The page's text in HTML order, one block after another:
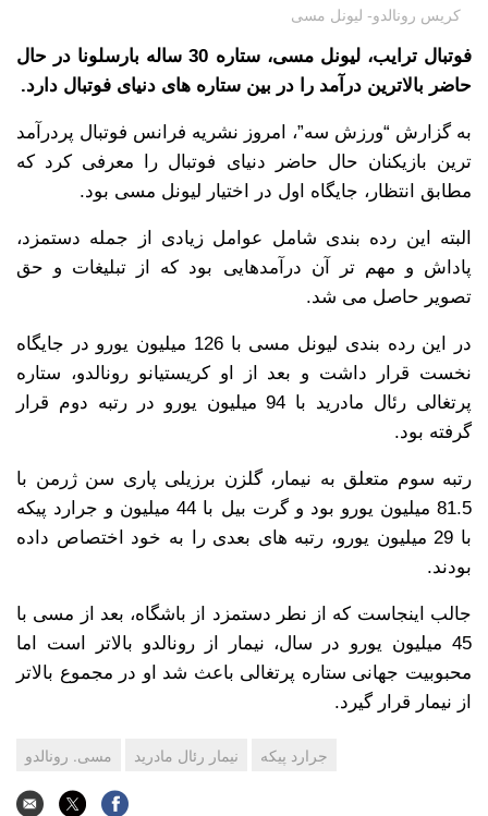
کریس رونالدو- لیونل مسی
فوتبال ترایب، لیونل مسی، ستاره 30 ساله بارسلونا در حال
حاضر بالاترین درآمد را در بین ستاره های دنیای فوتبال دارد.
به گزارش “ورزش سه”، امروز نشریه فرانس فوتبال پردرآمد
ترین بازیکنان حال حاضر دنیای فوتبال را معرفی کرد که
مطابق انتظار، جایگاه اول در اختیار لیونل مسی بود.
البته این رده بندی شامل عوامل زیادی از جمله دستمزد،
پاداش و مهم تر آن درآمدهایی بود که از تبلیغات و حق
تصویر حاصل می شد.
در این رده بندی لیونل مسی با 126 میلیون یورو در جایگاه
نخست قرار داشت و بعد از او کریستیانو رونالدو، ستاره
پرتغالی رئال مادرید با 94 میلیون یورو در رتبه دوم قرار
گرفته بود.
رتبه سوم متعلق به نیمار، گلزن برزیلی پاری سن ژرمن با
81.5 میلیون یورو بود و گرت بیل با 44 میلیون و جرارد پیکه
با 29 میلیون یورو، رتبه های بعدی را به خود اختصاص داده
بودند.
جالب اینجاست که از نطر دستمزد از باشگاه، بعد از مسی با
45 میلیون یورو در سال، نیمار از رونالدو بالاتر است اما
محبوبیت جهانی ستاره پرتغالی باعث شد او در مجموع بالاتر
از نیمار قرار گیرد.
جرارد پیکه نیمار رئال مادرید مسی. رونالدو